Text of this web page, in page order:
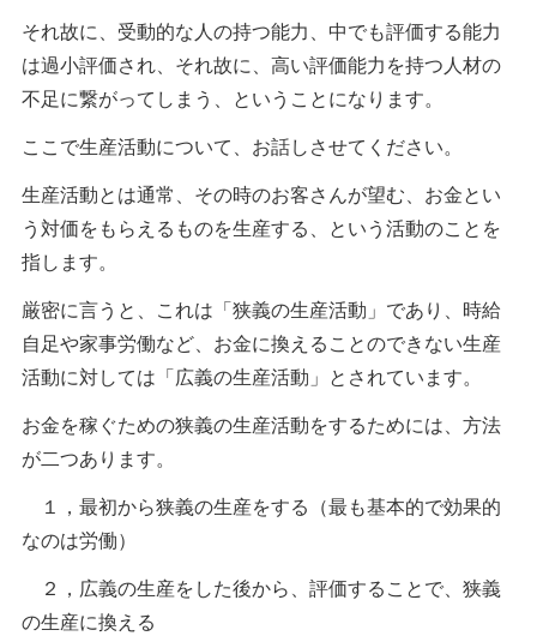
それ故に、受動的な人の持つ能力、中でも評価する能力
は過小評価され、それ故に、高い評価能力を持つ人材の
不足に繋がってしまう、ということになります。
ここで生産活動について、お話しさせてください。
生産活動とは通常、その時のお客さんが望む、お金とい
う対価をもらえるものを生産する、という活動のことを
指します。
厳密に言うと、これは「狭義の生産活動」であり、時給
自足や家事労働など、お金に換えることのできない生産
活動に対しては「広義の生産活動」とされています。
お金を稼ぐための狭義の生産活動をするためには、方法
が二つあります。
１，最初から狭義の生産をする（最も基本的で効果的
なのは労働）
２，広義の生産をした後から、評価することで、狭義
の生産に換える